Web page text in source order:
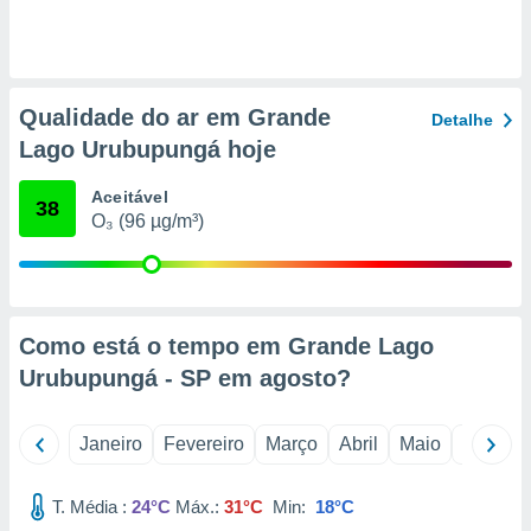
qualquer
em “
de
ou aceder
num
para
Qualidade do ar em Grande
Lago Urubupungá hoje
Detalhe
38 Aceitável
O₃ (96 µg/m³)
Como está o tempo em Grande Lago
Urubupungá - SP em agosto?
Janeiro Fevereiro Março Abril Maio Junho
T. Média : 24°C Máx.: 31°C Min: 18°C